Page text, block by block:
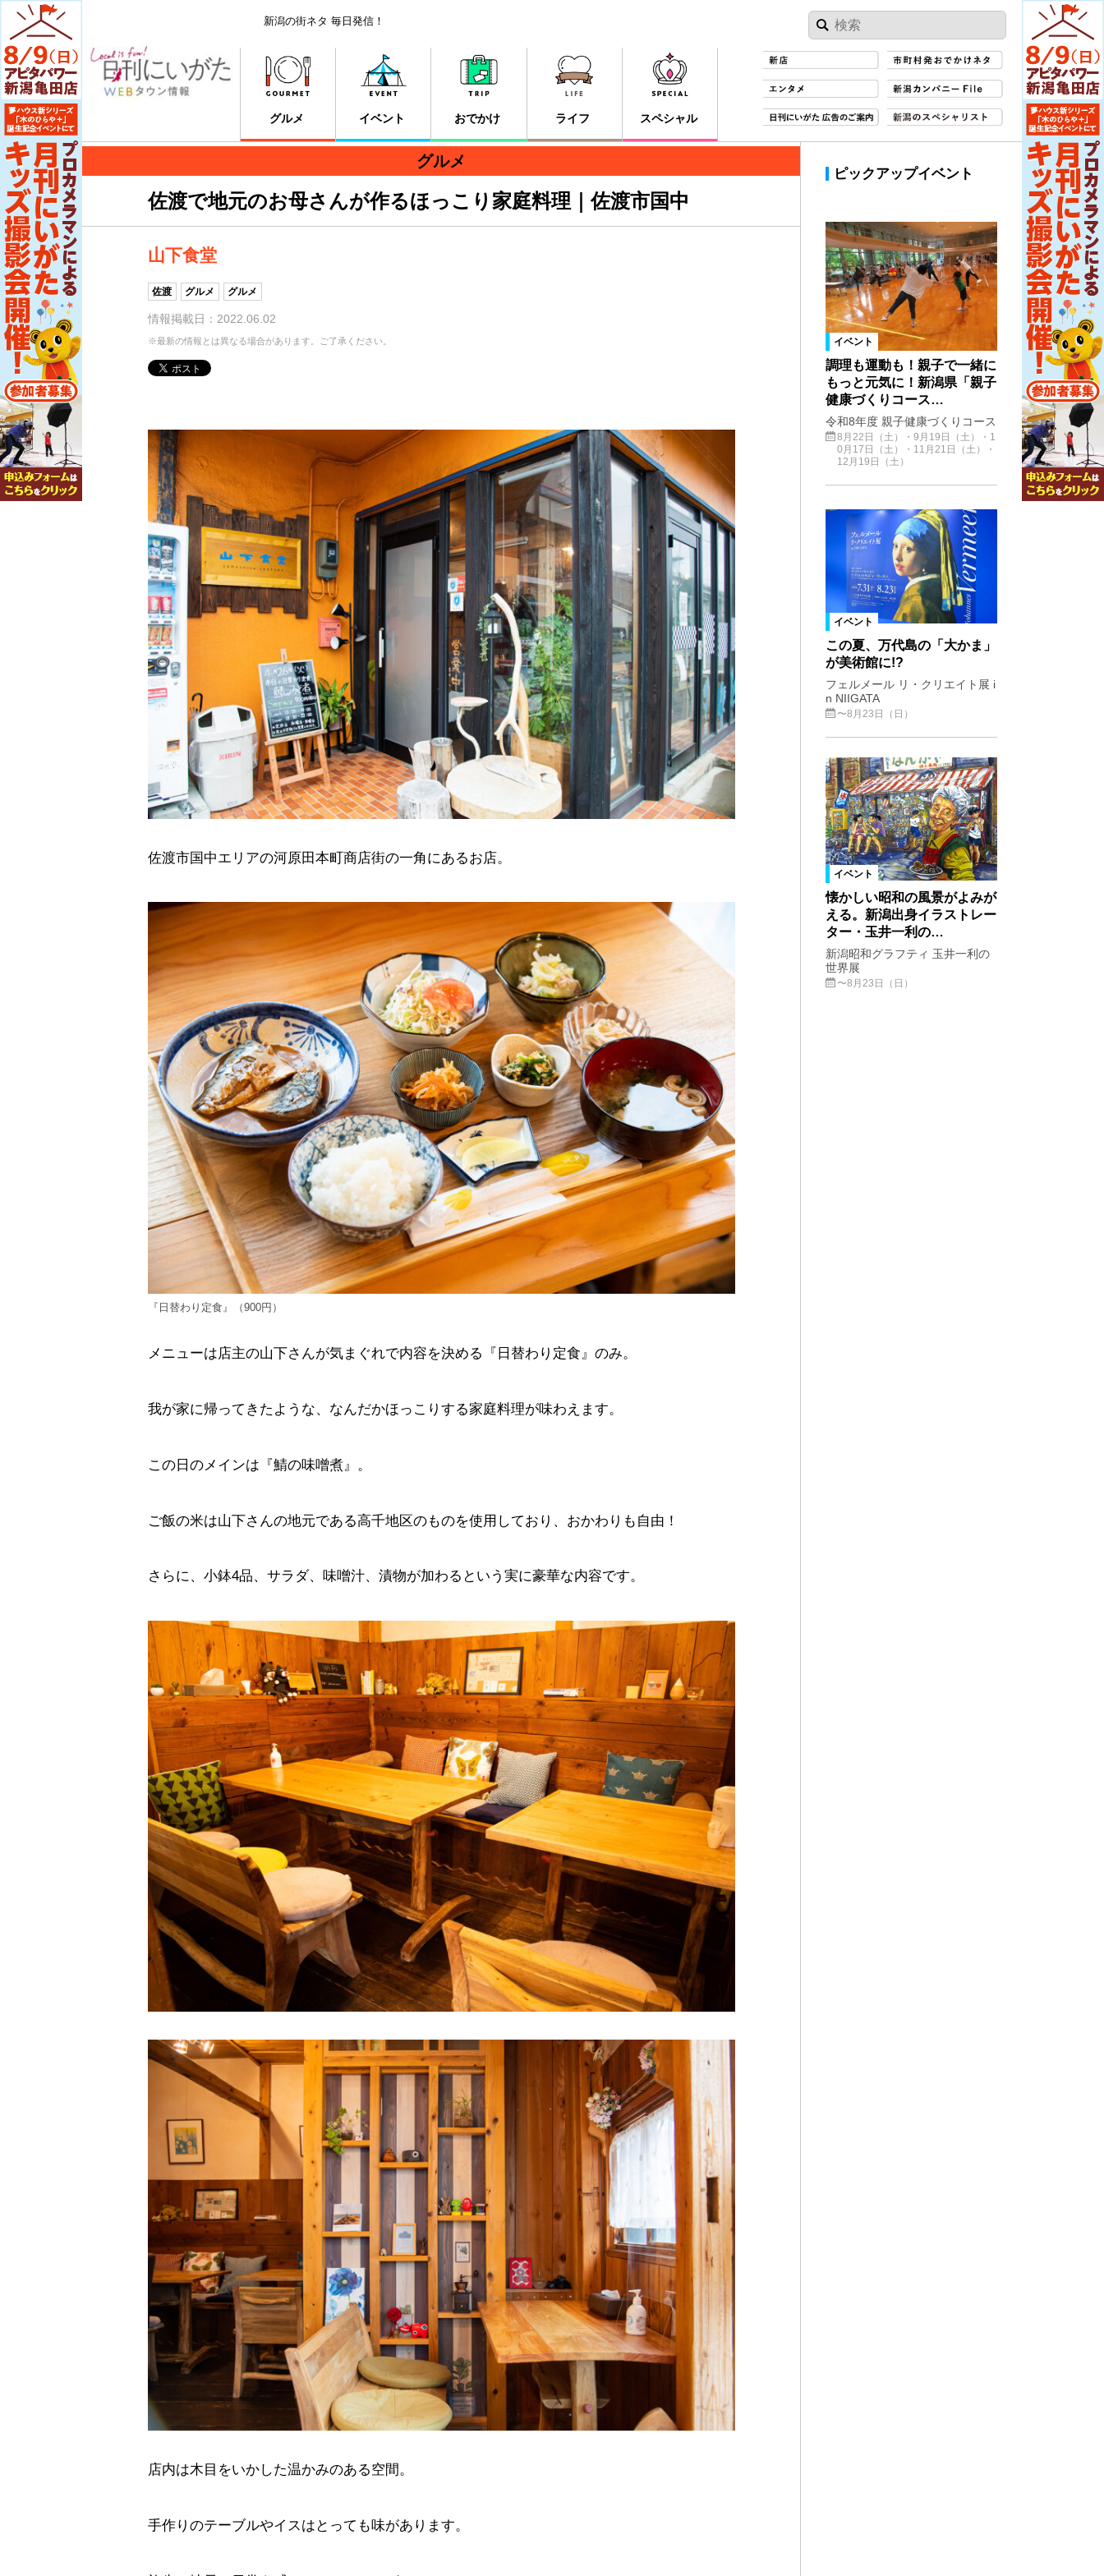
新潟の街ネタ 毎日発信！
グルメ イベント おでかけ ライフ スペシャル
グルメ
佐渡で地元のお母さんが作るほっこり家庭料理｜佐渡市国中
山下食堂
佐渡 グルメ グルメ
情報掲載日：2022.06.02
※最新の情報とは異なる場合があります。ご了承ください。
佐渡市国中エリアの河原田本町商店街の一角にあるお店。
『日替わり定食』（900円）
メニューは店主の山下さんが気まぐれで内容を決める『日替わり定食』のみ。
我が家に帰ってきたような、なんだかほっこりする家庭料理が味わえます。
この日のメインは『鯖の味噌煮』。
ご飯の米は山下さんの地元である高千地区のものを使用しており、おかわりも自由！
さらに、小鉢4品、サラダ、味噌汁、漬物が加わるという実に豪華な内容です。
店内は木目をいかした温かみのある空間。
手作りのテーブルやイスはとっても味があります。
ピックアップイベント
イベント
調理も運動も！親子で一緒に
もっと元気に！新潟県「親子
健康づくりコース…
令和8年度 親子健康づくりコース
8月22日（土）・9月19日（土）・1
0月17日（土）・11月21日（土）・
12月19日（土）
イベント
この夏、万代島の「大かま」
が美術館に!?
フェルメール リ・クリエイト展 i
n NIIGATA
〜8月23日（日）
イベント
懐かしい昭和の風景がよみが
える。新潟出身イラストレー
ター・玉井一利の…
新潟昭和グラフティ 玉井一利の
世界展
〜8月23日（日）